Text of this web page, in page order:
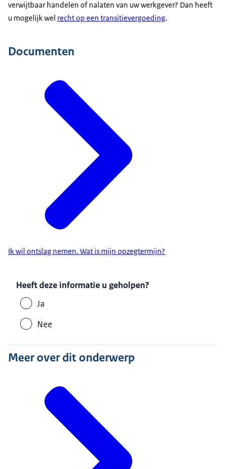
verwijtbaar handelen of nalaten van uw werkgever? Dan heeft
u mogelijk wel recht op een transitievergoeding.
Documenten
Ik wil ontslag nemen. Wat is mijn opzegtermijn?
Heeft deze informatie u geholpen?
Ja
Nee
Meer over dit onderwerp